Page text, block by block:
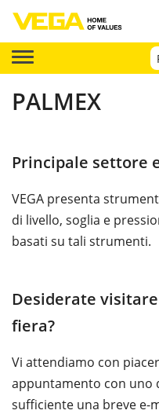
PALMEX
Principale settore
VEGA presenta
di livello, soglia e
basati su tali strumenti.
Desiderate visitare
fiera?
Vi attendiamo con
appuntamento con uno
sufficiente una breve e-